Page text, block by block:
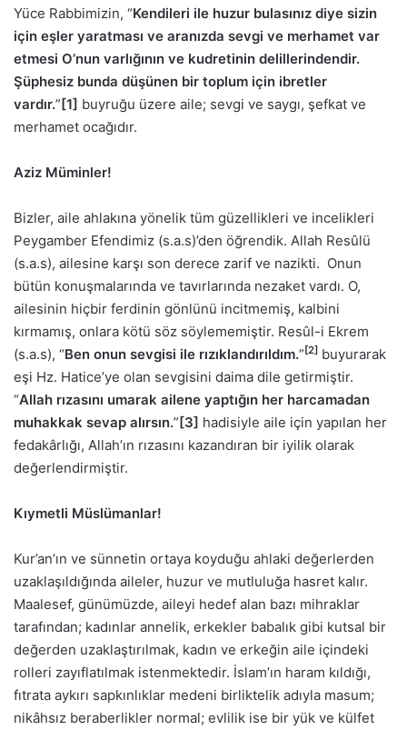
Yüce Rabbimizin, “Kendileri ile huzur bulasınız diye sizin
için eşler yaratması ve aranızda sevgi ve merhamet var
etmesi O’nun varlığının ve kudretinin delillerindendir.
Şüphesiz bunda düşünen bir toplum için ibretler
vardır.”[1] buyruğu üzere aile; sevgi ve saygı, şefkat ve
merhamet ocağıdır.
Aziz Müminler!
Bizler, aile ahlakına yönelik tüm güzellikleri ve incelikleri
Peygamber Efendimiz (s.a.s)’den öğrendik. Allah Resûlü
(s.a.s), ailesine karşı son derece zarif ve nazikti. Onun
bütün konuşmalarında ve tavırlarında nezaket vardı. O,
ailesinin hiçbir ferdinin gönlünü incitmemiş, kalbini
kırmamış, onlara kötü söz söylememiştir. Resûl-i Ekrem
(s.a.s), “Ben onun sevgisi ile rızıklandırıldım.” [2] buyurarak
eşi Hz. Hatice’ye olan sevgisini daima dile getirmiştir.
“Allah rızasını umarak ailene yaptığın her harcamadan
muhakkak sevap alırsın.”[3] hadisiyle aile için yapılan her
fedakârlığı, Allah’ın rızasını kazandıran bir iyilik olarak
değerlendirmiştir.
Kıymetli Müslümanlar!
Kur’an’ın ve sünnetin ortaya koyduğu ahlaki değerlerden
uzaklaşıldığında aileler, huzur ve mutluluğa hasret kalır.
Maalesef, günümüzde, aileyi hedef alan bazı mihraklar
tarafından; kadınlar annelik, erkekler babalık gibi kutsal bir
değerden uzaklaştırılmak, kadın ve erkeğin aile içindeki
rolleri zayıflatılmak istenmektedir. İslam’ın haram kıldığı,
fıtrata aykırı sapkınlıklar medeni birliktelik adıyla masum;
nikâhsız beraberlikler normal; evlilik ise bir yük ve külfet